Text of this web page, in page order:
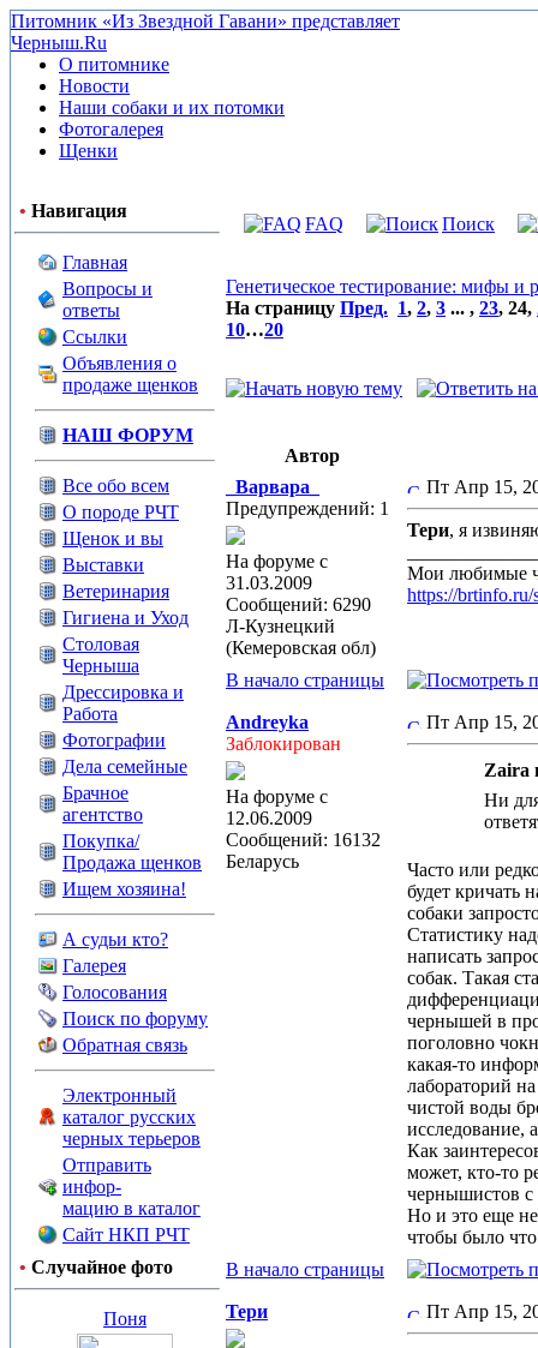
Питомник «Из Звездной Гавани» представляет
Черныш.Ru
О питомнике
Новости
Наши собаки и их потомки
Фотогалерея
Щенки
• Навигация
Главная
Вопросы и
ответы
Ссылки
Объявления о
продаже щенков
НАШ ФОРУМ
Все обо всем
О породе РЧТ
Щенок и вы
Выставки
Ветеринария
Гигиена и Уход
Столовая
Черныша
Дрессировка и
Работа
Фотографии
Дела семейные
Брачное
агентство
Покупка/
Продажа щенков
Ищем хозяина!
А судьи кто?
Галерея
Голосования
Поиск по форуму
Обратная связь
Электронный
каталог русских
черных терьеров
Отправить
инфор-
мацию в каталог
Сайт НКП РЧТ
• Случайное фото
Поня
FAQ Поиск
Генетическое тестирование: мифы и
На страницу Пред. 1, 2, 3 ... , 23, 24,
10…20
Автор
_Варвара_
Предупреждений: 1
На форуме с
31.03.2009
Сообщений: 6290
Л-Кузнецкий
(Кемеровская обл)
Пт Апр 15,
Тери, я
Мои любимые
https://
В начало страницы
Andreyka
Заблокирован
На форуме с
12.06.2009
Сообщений: 16132
Беларусь
Пт Апр 15,
Zaira
Ни
Часто или
будет кричать
собаки
Статистику
написать
собак. Такая
чернышей в
поголовно
какая-то
лабораторий
чистой воды
исследование,
Как
может, кто-то
чернышистов с
Но и это еще
чтобы было
В начало страницы
Тери Пт Апр 15,